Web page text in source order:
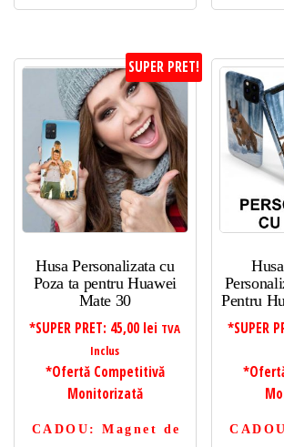
SUPER PRET!
Husa Personalizata cu
Poza ta pentru Huawei
Mate 30
*SUPER PRET: 45,00 lei TVA
Inclus
*Ofertă Competitivă
Monitorizată
CADOU : Magnet de
Pentru
*SUPER
CADOU